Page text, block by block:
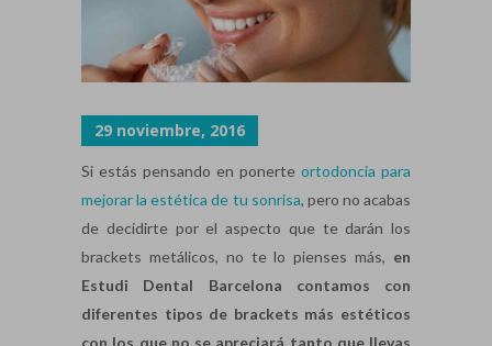
29 noviembre, 2016
Si estás pensando en ponerte ortodoncia para
mejorar la estética de tu sonrisa, pero no acabas
de decidirte por el aspecto que te darán los
brackets metálicos, no te lo pienses más, en
Estudi Dental Barcelona contamos con
diferentes tipos de brackets más estéticos
con los que no se apreciará tanto que llevas